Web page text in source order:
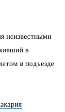
неизвестными
в
в подъезде